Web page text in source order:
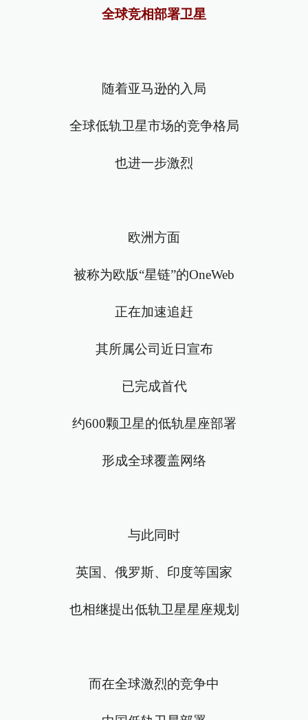
全球竞相部署卫星
随着亚马逊的入局
全球低轨卫星市场的竞争格局
也进一步激烈
欧洲方面
被称为欧版“星链”的OneWeb
正在加速追赶
其所属公司近日宣布
已完成首代
约600颗卫星的低轨星座部署
形成全球覆盖网络
与此同时
英国、俄罗斯、印度等国家
也相继提出低轨卫星星座规划
而在全球激烈的竞争中